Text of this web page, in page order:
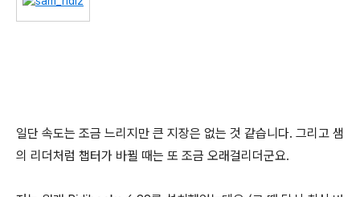
일단 속도는 조금 느리지만 큰 지장은 없는 것 같습니다. 그리고 샘
의 리더처럼 챕터가 바뀔 때는 또 조금 오래걸리더군요.